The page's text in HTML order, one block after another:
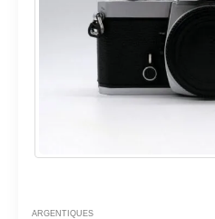
ARGENTIQUES